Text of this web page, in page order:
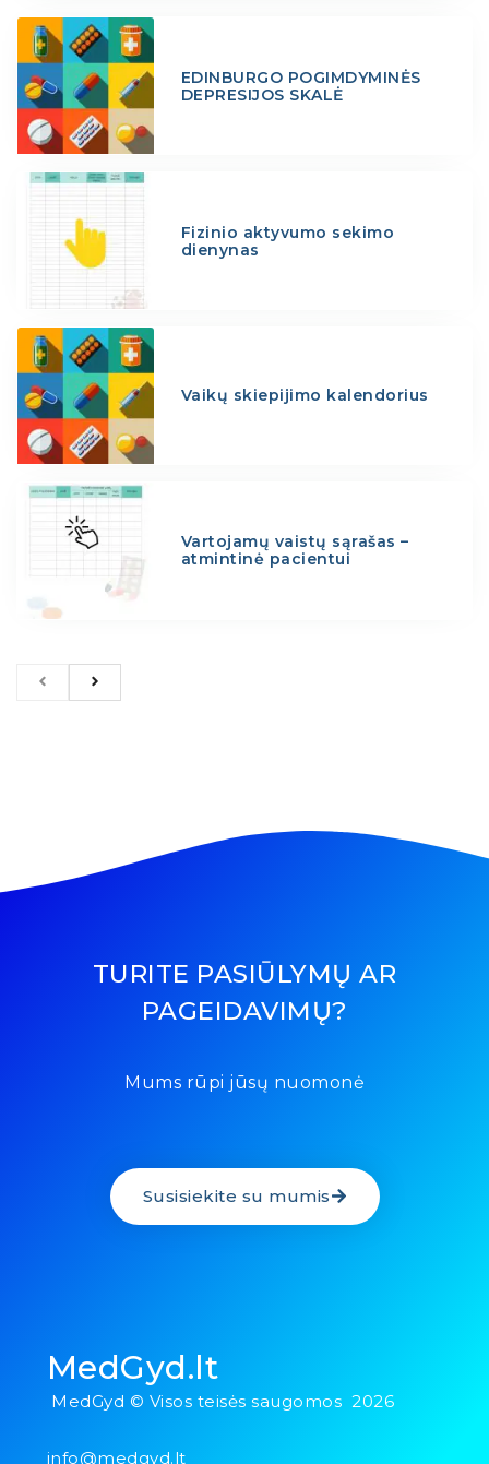
EDINBURGO POGIMDYMINĖS
DEPRESIJOS SKALĖ
Fizinio aktyvumo sekimo
dienynas
Vaikų skiepijimo kalendorius
Vartojamų vaistų sąrašas –
atmintinė pacientui
TURITE PASIŪLYMŲ AR
PAGEIDAVIMŲ?
Mums rūpi jūsų nuomonė
Susisiekite su mumis
MedGyd.lt
MedGyd © Visos teisės saugomos 2026
info@medgyd.lt